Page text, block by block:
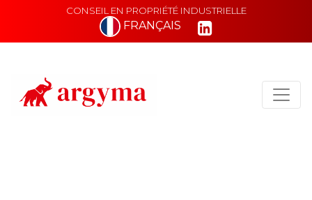
CONSEIL EN PROPRIÉTÉ INDUSTRIELLE
FRANÇAIS
Main Navigation